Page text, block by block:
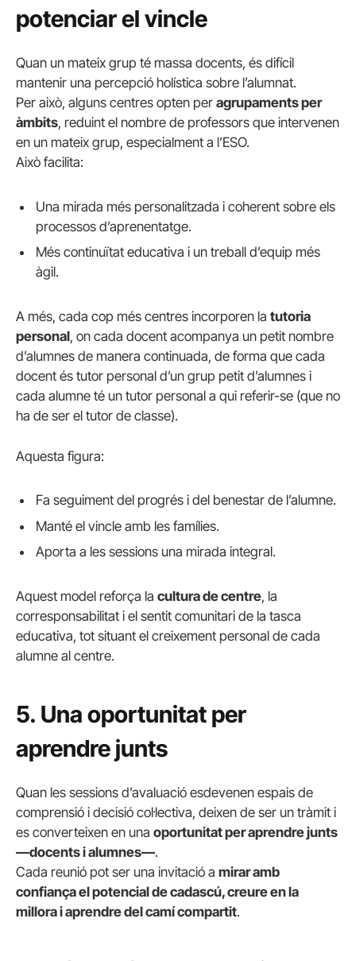
potenciar el vincle
Quan un mateix grup té massa docents, és difícil
mantenir una percepció holística sobre l’alumnat.
Per això, alguns centres opten per agrupaments per
àmbits, reduint el nombre de professors que intervenen
en un mateix grup, especialment a l’ESO.
Això facilita:
Una mirada més personalitzada i coherent sobre els
processos d’aprenentatge.
Més continuïtat educativa i un treball d’equip més
àgil.
A més, cada cop més centres incorporen la tutoria
personal, on cada docent acompanya un petit nombre
d’alumnes de manera continuada, de forma que cada
docent és tutor personal d’un grup petit d’alumnes i
cada alumne té un tutor personal a qui referir-se (que no
ha de ser el tutor de classe).
Aquesta figura:
Fa seguiment del progrés i del benestar de l’alumne.
Manté el vincle amb les famílies.
Aporta a les sessions una mirada integral.
Aquest model reforça la cultura de centre, la
corresponsabilitat i el sentit comunitari de la tasca
educativa, tot situant el creixement personal de cada
alumne al centre.
5. Una oportunitat per
aprendre junts
Quan les sessions d’avaluació esdevenen espais de
comprensió i decisió col·lectiva, deixen de ser un tràmit i
es converteixen en una oportunitat per aprendre junts
—docents i alumnes—.
Cada reunió pot ser una invitació a mirar amb
confiança el potencial de cadascú, creure en la
millora i aprendre del camí compartit.